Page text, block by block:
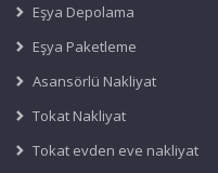
Eşya Depolama
Eşya Paketleme
Asansörlü Nakliyat
Tokat Nakliyat
Tokat evden eve nakliyat